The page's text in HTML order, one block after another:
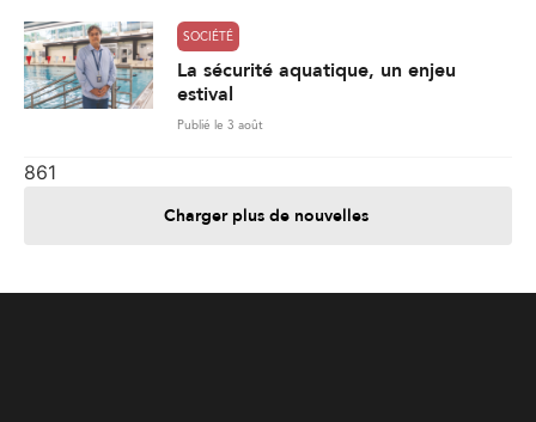
SOCIÉTÉ
La sécurité aquatique, un enjeu
estival
Publié le 3 août
861
Charger plus de nouvelles